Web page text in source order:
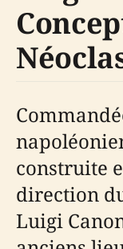
construite
direction
Luigi